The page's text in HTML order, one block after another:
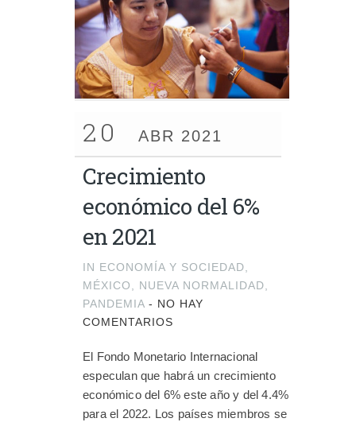
20 ABR 2021
Crecimiento
económico del 6%
en 2021
IN ECONOMÍA Y SOCIEDAD
MÉXICO
NUEVA NORMALIDAD
PANDEMIA - NO HAY
COMENTARIOS
El Fondo Monetario Internacional
especulan que habrá un crecimiento
económico del 6% este año y del 4.4%
para el 2022. Los países miembros se